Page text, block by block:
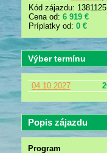
Kód zájazdu: 1381125
Cena od: 6 919 €
Príplatky od: 0 €
Výber termínu
04.10.2027
Popis zájazdu
Program